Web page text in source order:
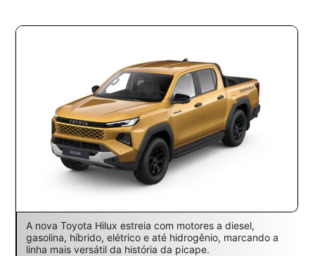
A nova Toyota Hilux estreia com motores a diesel,
gasolina, híbrido, elétrico e até hidrogênio, marcando a
linha mais versátil da história da picape.